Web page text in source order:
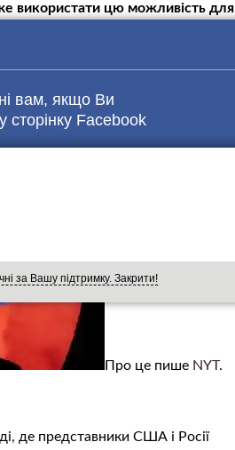
вам, якщо Ви
сторінку Facebook
за Вашу підтримку. Закрити!
використати цю можливість для
представників несе ризик
Про це пише NYT.
де представники США і Росії